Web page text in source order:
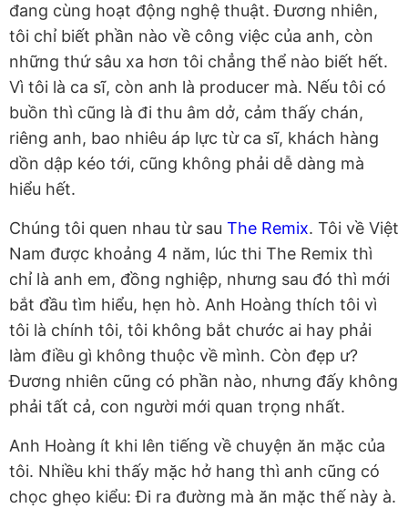
đang cùng hoạt động nghệ thuật. Đương nhiên,
tôi chỉ biết phần nào về công việc của anh, còn
những thứ sâu xa hơn tôi chẳng thể nào biết hết.
Vì tôi là ca sĩ, còn anh là producer mà. Nếu tôi có
buồn thì cũng là đi thu âm dở, cảm thấy chán,
riêng anh, bao nhiêu áp lực từ ca sĩ, khách hàng
dồn dập kéo tới, cũng không phải dễ dàng mà
hiểu hết.
Chúng tôi quen nhau từ sau The Remix. Tôi về Việt
Nam được khoảng 4 năm, lúc thi The Remix thì
chỉ là anh em, đồng nghiệp, nhưng sau đó thì mới
bắt đầu tìm hiểu, hẹn hò. Anh Hoàng thích tôi vì
tôi là chính tôi, tôi không bắt chước ai hay phải
làm điều gì không thuộc về mình. Còn đẹp ư?
Đương nhiên cũng có phần nào, nhưng đấy không
phải tất cả, con người mới quan trọng nhất.
Anh Hoàng ít khi lên tiếng về chuyện ăn mặc của
tôi. Nhiều khi thấy mặc hở hang thì anh cũng có
chọc ghẹo kiểu: Đi ra đường mà ăn mặc thế này à.